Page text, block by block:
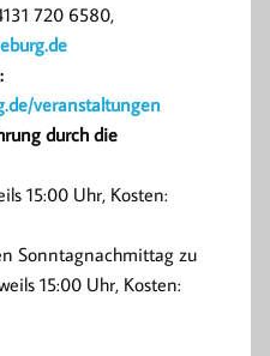
720 6580,
veranstaltungen
durch die
15:00 Uhr, Kosten:
Sonntagnachmittag zu
15:00 Uhr, Kosten: